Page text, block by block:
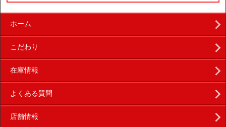
ホーム
こだわり
在庫情報
よくある質問
店舗情報